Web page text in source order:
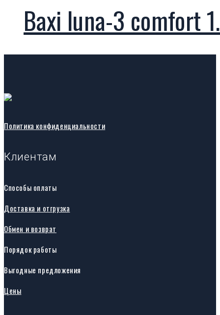
Baxi luna-3 comfort
Политика конфиденциальности
Клиентам
Способы оплаты
Доставка и отгрузка
Обмен и возврат
Порядок работы
Выгодные предложения
Цены